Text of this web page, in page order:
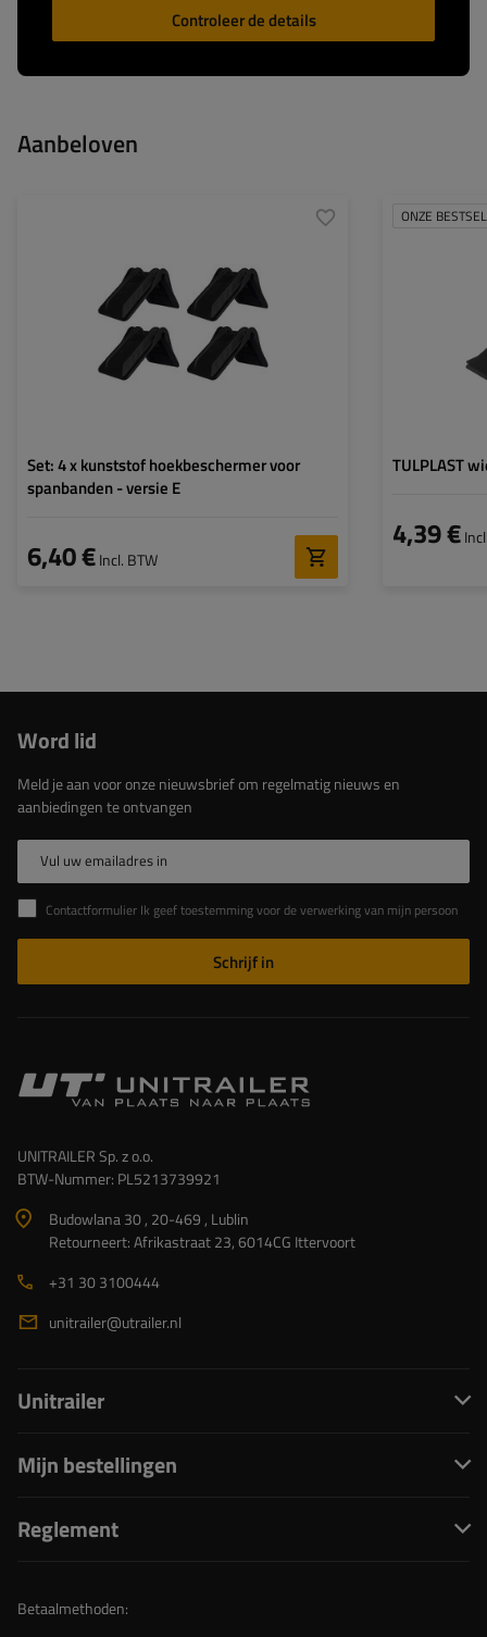
Controleer de details
Aanbeloven
Set: 4 x kunststof hoekbeschermer voor
spanbanden - versie E
6,40 €Incl. BTW
208,2 mm
153 mm
ONZE
TULPLAST
4,39 €
Word lid
Meld je aan voor onze nieuwsbrief om regelmatig nieuws en
aanbiedingen te ontvangen
Vul uw emailadres in
Contactformulier Ik geef toestemming voor de verwerking van mijn persoonlijke gegevens in het contactformulier in overeenstemming met de Verordening van het Europees Parlement en de Raad (EU)
Schrijf in
UNITRAILER Sp. z o.o.
BTW-Nummer: PL5213739921
Budowlana 30 , 20-469 , Lublin
Retourneert: Afrikastraat 23, 6014CG Ittervoort
+31 30 3100444
unitrailer@utrailer.nl
Unitrailer
Mijn bestellingen
Reglement
Betaalmethoden: